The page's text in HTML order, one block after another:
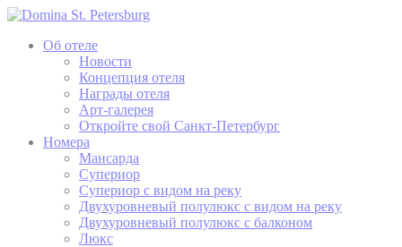
Об отеле
Новости
Концепция отеля
Награды отеля
Арт-галерея
Откройте свой Санкт-Петербург
Номера
Мансарда
Супериор
Супериор с видом на реку
Двухуровневый полулюкс с видом на реку
Двухуровневый полулюкс с балконом
Люкс